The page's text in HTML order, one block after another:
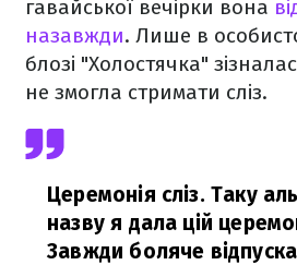
гавайської вечірки вона
назавжди. Лише в
блозі "Холостячка"
не змогла стримати сліз.
Церемонія сліз. Таку
назву я дала цій
Завжди боляче